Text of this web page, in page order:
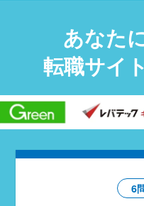
あなた
転職サイ
6